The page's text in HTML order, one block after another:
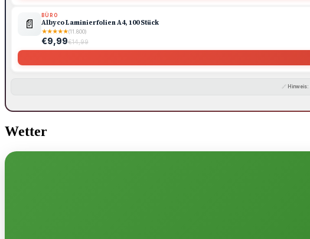
📄
BÜRO
Albyco Laminierfolien A4, 100 Stück
★★★★★(11.800)
€9,99€14,99
🔗 Hinweis:
Wetter